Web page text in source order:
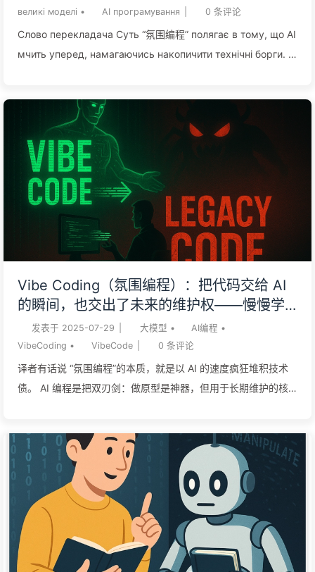
великі моделі • AI програмування 0 条评论
Слово перекладача Суть “氛围编程” полягає в тому, що AI
мчить уперед, намагаючись накопичити технічні борги. AI
довгострокового обслуговування основних проектів —
це початок катастрофи. Дозволити технічно необізнаній
людині використовувати AI для розробки основних
продуктів — це все одно що дати дитині кредитну картку
з безмежним лімітом — миттєва розкіш закінчується
безмежними боргами в майбутньому. Ключ...
Vibe Coding（氛围编程）：把代码交给 AI
的瞬间，也交出了未来的维护权——慢慢学
AI162
发表于 2025-07-29 大模型 • AI编程 •
VibeCoding • VibeCode 0 条评论
译者有话说 “氛围编程”的本质，就是以 AI 的速度疯狂堆积技术
债。 AI 编程是把双刃剑：做原型是神器，但用于长期维护的核
是日后无尽的债务。 驾驭 AI 的关键，不是放弃思考，而是提升
“理论构建”能力。人必须是缰绳的掌控者，而不是被 AI 牵着鼻子
走。 “氛围编程”，就是在制造技术债史蒂夫·克劳斯 (Steve
Krouse) 尽管大众对此普遍感到困惑，但 Andrej Karpathy 创造
“氛围编程”（Vibe Coding）这个词，本意是指一种 AI 辅助编程
方式，在这种模式下，你甚至 “感觉不到代码的存在”。 遗留代
码/技术债对于那些没人看得懂的代码，我们早就有一个词来形